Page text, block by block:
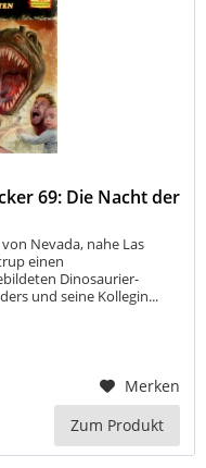
69: Die Nacht der
Nevada, nahe Las
einen
Dinosaurier-
und seine Kollegin...
Merken
Zum Produkt